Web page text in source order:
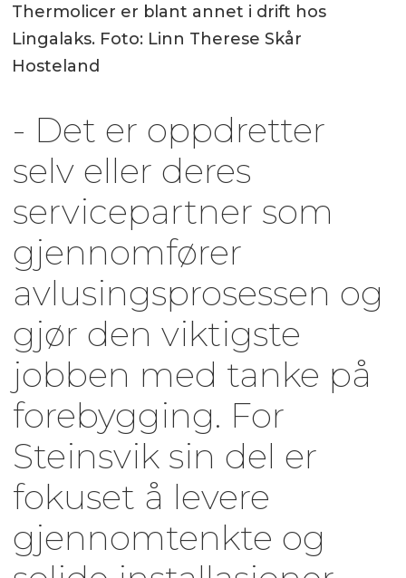
Thermolicer er blant annet i drift hos
Lingalaks. Foto: Linn Therese Skår
Hosteland
- Det er oppdretter
selv eller deres
servicepartner som
gjennomfører
avlusingsprosessen og
gjør den viktigste
jobben med tanke på
forebygging. For
Steinsvik sin del er
fokuset å levere
gjennomtenkte og